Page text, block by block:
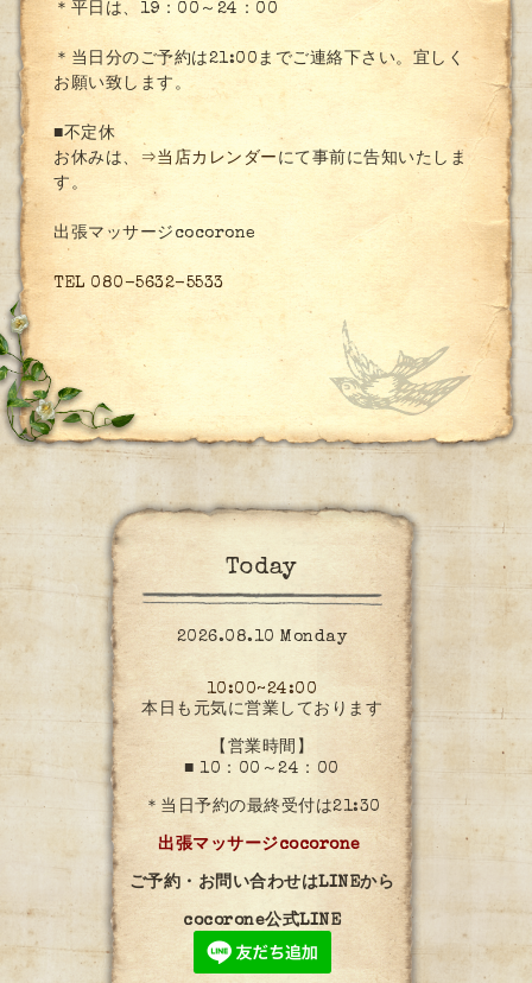
＊平日は、19：00～24：00
＊当日分のご予約は21:00までご連絡下さい。宜しく
お願い致します。
■不定休
お休みは、 ⇒当店カレンダー にて事前に告知いたしま
す。
出張マッサージcocorone
TEL 080-5632-5533
Today
2026.08.10 Monday
10:00~24:00
本日も元気に営業しております
【営業時間】
■ 10：00～24：00
＊当日予約の最終受付は21:30
出張マッサージcocorone
ご予約・お問い合わせはLINEから
cocorone公式LINE